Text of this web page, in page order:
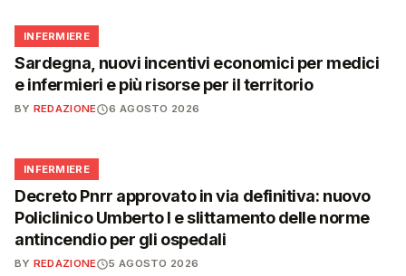
🩺
INFERMIERE
Sardegna, nuovi incentivi economici per medici
e infermieri e più risorse per il territorio
BY REDAZIONE 6 AGOSTO 2026
🩺
INFERMIERE
Decreto Pnrr approvato in via definitiva: nuovo
Policlinico Umberto I e slittamento delle norme
antincendio per gli ospedali
BY REDAZIONE 5 AGOSTO 2026